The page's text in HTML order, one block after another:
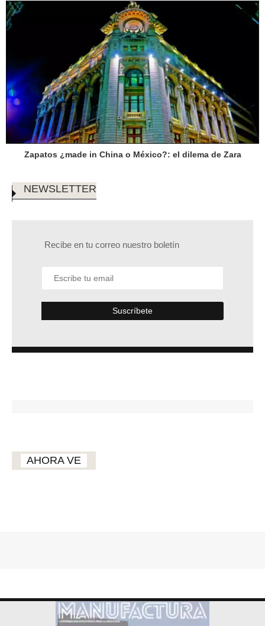
Zapatos ¿made in China o México?: el dilema de Zara
NEWSLETTER
Recibe en tu correo nuestro boletín
AHORA VE